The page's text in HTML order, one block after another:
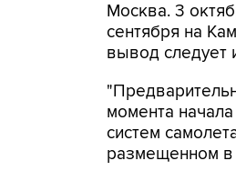
Москва. 3
сентября на
вывод следует
момента
систем
размещенном в